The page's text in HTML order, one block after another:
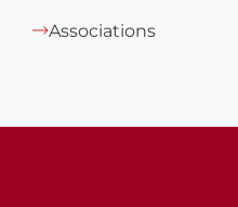
Associations